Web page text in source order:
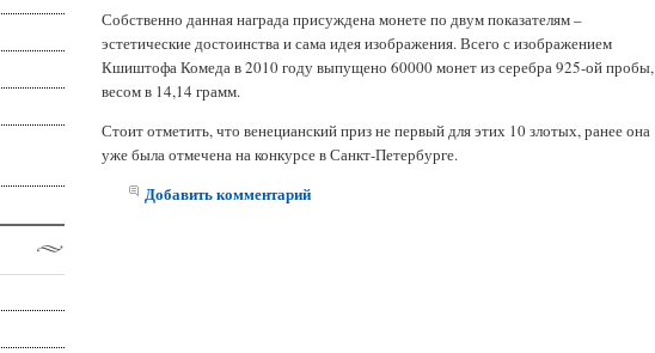
Собственно данная награда присуждена монете по двум показателям –
эстетические достоинства и сама идея изображения. Всего с изображением
Кшиштофа Комеда в 2010 году выпущено 60000 монет из серебра 925-ой пробы,
весом в 14,14 грамм.
Стоит отметить, что венецианский приз не первый для этих 10 злотых, ранее она
уже была отмечена на конкурсе в Санкт-Петербурге.
Добавить комментарий